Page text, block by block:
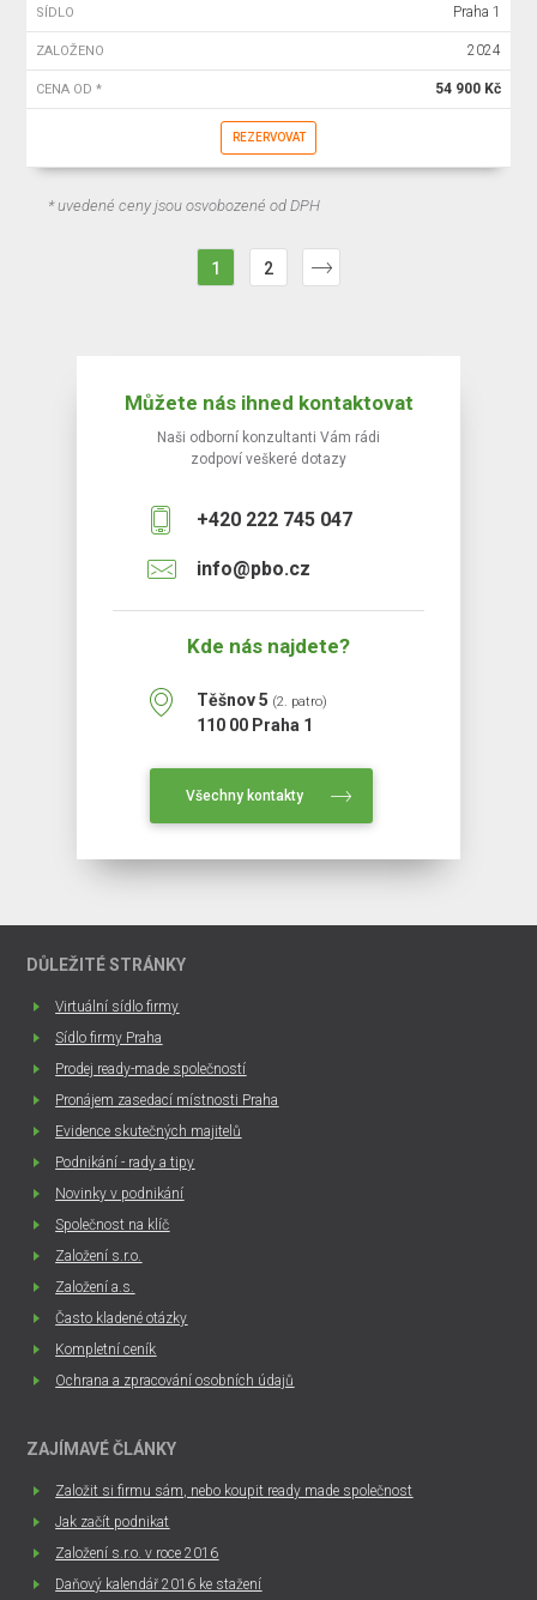
SÍDLO Praha 1
ZALOŽENO 2024
CENA OD * 54 900 Kč
REZERVOVAT
* uvedené ceny jsou osvobozené od DPH
1 2
Můžete nás ihned kontaktovat
Naši odborní konzultanti Vám rádi
zodpoví veškeré dotazy
+420 222 745 047
info@pbo.cz
Kde nás najdete?
Těšnov 5 (2. patro)
110 00 Praha 1
Všechny kontakty
DŮLEŽITÉ STRÁNKY
Virtuální sídlo firmy
Sídlo firmy Praha
Prodej ready-made společností
Pronájem zasedací místnosti Praha
Evidence skutečných majitelů
Podnikání - rady a tipy
Novinky v podnikání
Společnost na klíč
Založení s.r.o.
Založení a.s.
Často kladené otázky
Kompletní ceník
Ochrana a zpracování osobních údajů
ZAJÍMAVÉ ČLÁNKY
Založit si firmu sám, nebo koupit ready made společnost
Jak začít podnikat
Založení s.r.o. v roce 2016
Daňový kalendář 2016 ke stažení